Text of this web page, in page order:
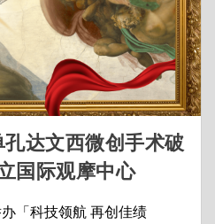
孔达文西微创手术破
国际观摩中心
「科技领航 再创佳绩